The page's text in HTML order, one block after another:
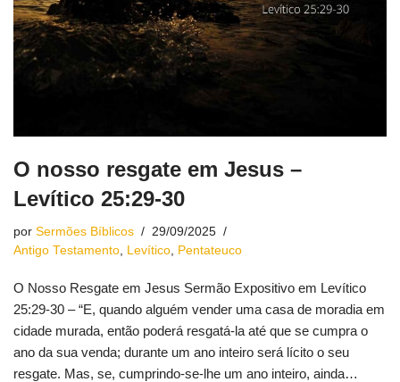
O nosso resgate em Jesus –
Levítico 25:29-30
por Sermões Bíblicos
29/09/2025
Antigo Testamento
Levítico Pentateuco
O Nosso Resgate em Jesus Sermão Expositivo em Levítico
25:29-30 – “E, quando alguém vender uma casa de moradia em
cidade murada, então poderá resgatá-la até que se cumpra o
ano da sua venda; durante um ano inteiro será lícito o seu
resgate. Mas, se, cumprindo-se-lhe um ano inteiro, ainda…